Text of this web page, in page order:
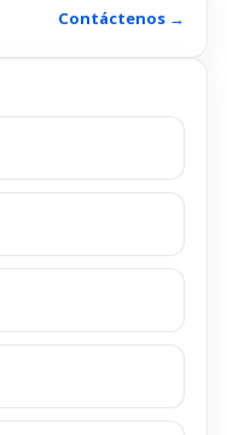
Contáctenos →